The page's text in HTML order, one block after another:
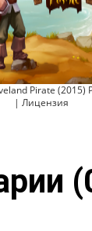
Pirate (2015)
| Лицензия